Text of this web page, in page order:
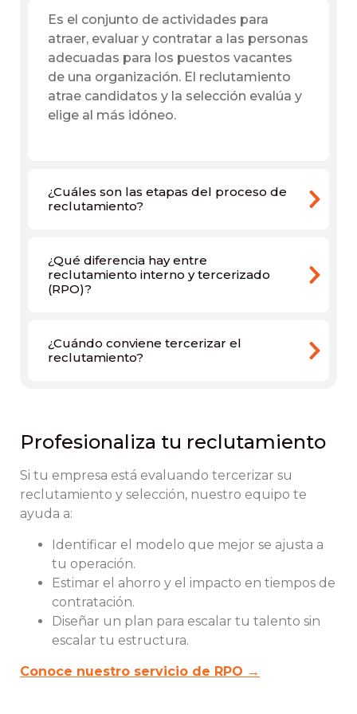
Es el conjunto de actividades para
atraer, evaluar y contratar a las personas
adecuadas para los puestos vacantes
de una organización. El reclutamiento
atrae candidatos y la selección evalúa y
elige al más idóneo.
¿Cuáles son las etapas del proceso de
reclutamiento?
¿Qué diferencia hay entre
reclutamiento interno y tercerizado
(RPO)?
¿Cuándo conviene tercerizar el
reclutamiento?
Profesionaliza tu reclutamiento
Si tu empresa está evaluando tercerizar su
reclutamiento y selección, nuestro equipo te
ayuda a:
Identificar el modelo que mejor se ajusta a
tu operación.
Estimar el ahorro y el impacto en tiempos de
contratación.
Diseñar un plan para escalar tu talento sin
escalar tu estructura.
Conoce nuestro servicio de RPO →